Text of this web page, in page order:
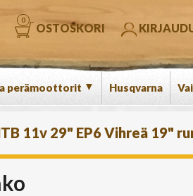
OSTOSKORI
0
perämoottorit ▼ Husqvarna
11v 29" EP6 Vihreä 19"